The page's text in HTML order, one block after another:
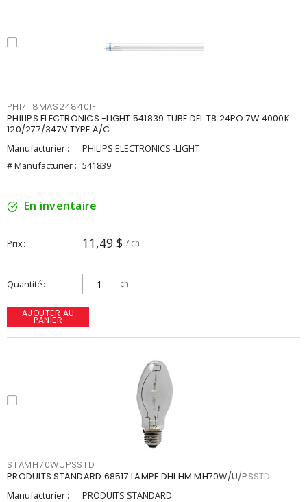
PHI7T8MAS24840IF
PHILIPS ELECTRONICS -LIGHT 541839 TUBE DEL T8 24PO 7W 4000K
120/277/347V TYPE A/C
Manufacturier :
PHILIPS ELECTRONICS -LIGHT
# Manufacturier : 541839
En inventaire
Prix 11,49 $ / ch
Quantité ch
AJOUTER AU
PANIER
STAMH70WUPSSTD
PRODUITS STANDARD 68517 LAMPE DHI HM MH70W/U/PSSTD
Manufacturier :
PRODUITS STANDARD